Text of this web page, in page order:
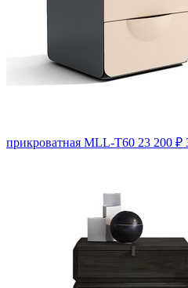
прикроватная MLL-T60 23 200 ₽